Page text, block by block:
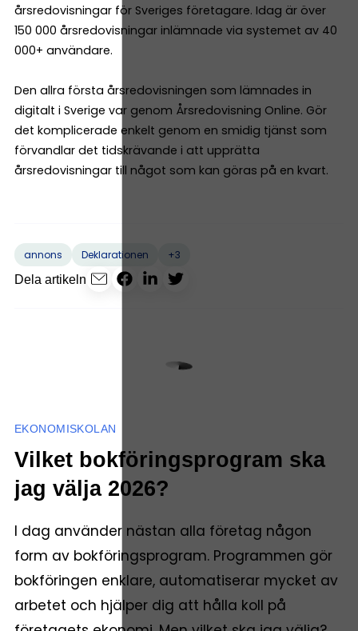
årsredovisningar för Sveriges företagare. Idag är över
150 000 årsredovisningar inlämnade via systemet av 40
000+ användare.
Den allra första årsredovisningen som lämnades in
digitalt i Sverige var genom Årsredovisning Online. Gör
det komplicerade enkelt genom en smidig tjänst som
förvandlar det tidskrävande i att upprätta
årsredovisningar till något som kan göras på en kvart.
annons Deklarationen
+3
Dela artikeln
EKONOMISKOLAN
Vilket bokföringsprogram ska
jag välja 2026?
I dag använder nästan alla företag någon
form av bokföringsprogram. Programmen gör
bokföringen enklare, automatiserar mycket av
arbetet och hjälper dig att hålla koll på